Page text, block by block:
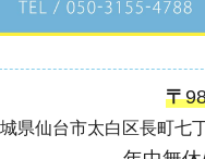
〒
県仙台市太白区長町七